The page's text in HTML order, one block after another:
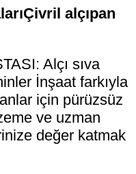
alçıpan
Alçı sıva
İnşaat farkıyla
için pürüzsüz
ve uzman
değer katmak